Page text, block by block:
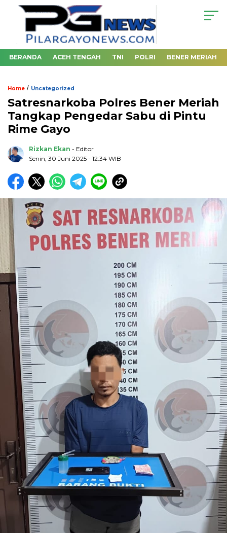
BERANDA ACEH TENGAH TNI POLRI BENER MERIAH
Home / Uncategorized
Satresnarkoba Polres Bener Meriah
Tangkap Pengedar Sabu di Pintu
Rime Gayo
Rizkan Ekan - Editor
Senin, 30 Juni 2025 - 12:34 WIB